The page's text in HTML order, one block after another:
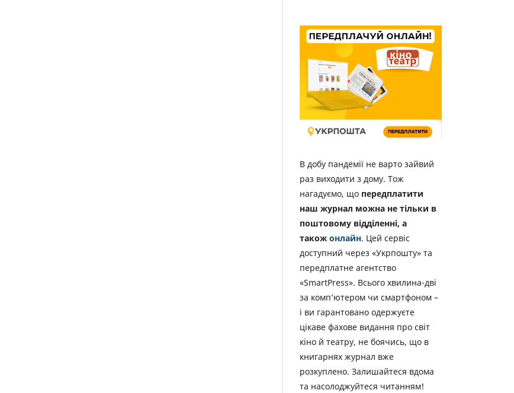
В добу пандемії не варто зайвий
раз виходити з дому. Тож
нагадуємо, що передплатити
наш журнал можна не тільки в
поштовому відділенні, а
також онлайн. Цей сервіс
доступний через «Укрпошту» та
передплатне агентство
«SmartPress». Всього хвилина-дві
за комп’ютером чи смартфоном –
і ви гарантовано одержуєте
цікаве фахове видання про світ
кіно й театру, не боячись, що в
книгарнях журнал вже
розкуплено. Залишайтеся вдома
та насолоджуйтеся читанням!